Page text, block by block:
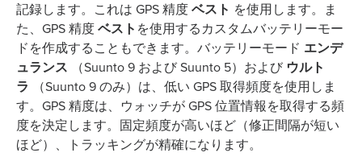
記録します。これは GPS 精度 ベスト を使用します。ま
た、GPS 精度 ベスト を使用するカスタムバッテリーモー
ドを作成することもできます。バッテリーモード エンデ
ュランス
（Suunto 9 および Suunto 5）および ウルト
ラ
（Suunto 9 のみ）は、低い GPS 取得頻度を使用しま
す。GPS 精度は、ウォッチが GPS 位置情報を取得する頻
度を決定します。固定頻度が高いほど（修正間隔が短い
ほど）、トラッキングが精確になります。